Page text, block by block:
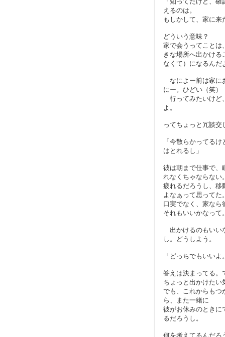
えるのは。
もしかして、家に来
どういう意味？
家で会うってことは
きな場所へ出かける
なくて）になるんだ
なによー前は家に
にー。ひどい（笑）
行ってみたいけど
よ。
ってちょっと冗談交
「今散らかってる
はとれるし」
彼は朝まで仕事で、
れなくちゃならない
疲れるだろうし、移
よなぁって思ってた
口実でなく、家なら
それもいいかなって
出かけるのもいい
し。どうしよう。
「どっちでもいい
答えは決まってる。
ちょっと出かけたい
でも、これからもつ
ら、また一緒に
彼がお休みのときに
るだろうし。
何を考えてるんだろ